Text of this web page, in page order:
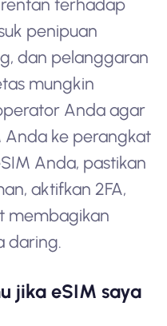
terhadap
penipuan
dan pelanggaran
mungkin
Anda agar
Anda ke perangkat
Anda, pastikan
aktifkan 2FA,
membagikan
daring.
jika eSIM saya